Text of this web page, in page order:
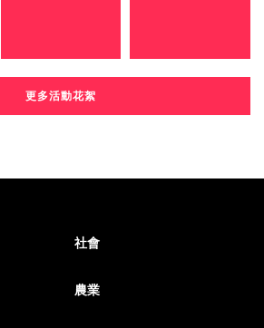
更多活動花絮
社會
農業